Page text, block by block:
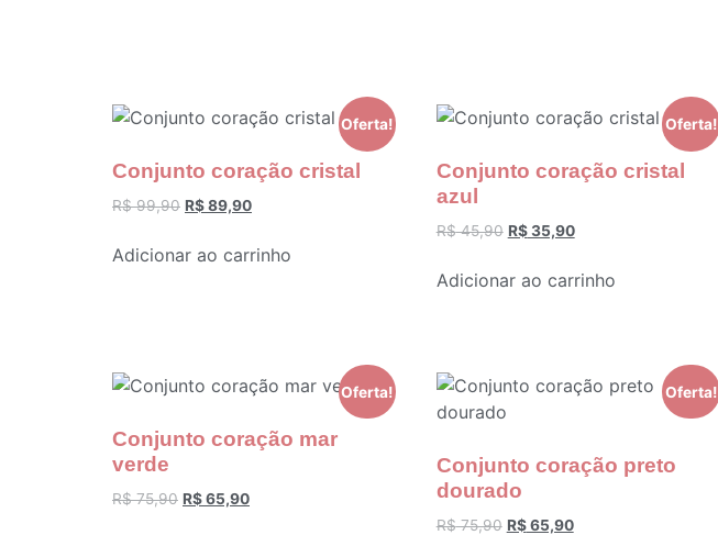
Oferta!
Conjunto coração cristal
R$99,90 R$89,90
Adicionar ao carrinho
Oferta!
Conjunto coração cristal
azul
R$45,90 R$35,90
Adicionar ao carrinho
Oferta!
Conjunto coração mar
verde
R$75,90 R$65,90
Oferta!
Conjunto coração preto
dourado
R$75,90 R$65,90